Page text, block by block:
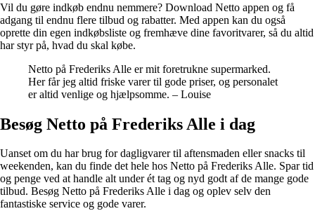
Vil du gøre indkøb endnu nemmere? Download Netto appen og få
adgang til endnu flere tilbud og rabatter. Med appen kan du også
oprette din egen indkøbsliste og fremhæve dine favoritvarer, så du altid
har styr på, hvad du skal købe.
Netto på Frederiks Alle er mit foretrukne supermarked.
Her får jeg altid friske varer til gode priser, og personalet
er altid venlige og hjælpsomme. – Louise
Besøg Netto på Frederiks Alle i dag
Uanset om du har brug for dagligvarer til aftensmaden eller snacks til
weekenden, kan du finde det hele hos Netto på Frederiks Alle. Spar tid
og penge ved at handle alt under ét tag og nyd godt af de mange gode
tilbud. Besøg Netto på Frederiks Alle i dag og oplev selv den
fantastiske service og gode varer.